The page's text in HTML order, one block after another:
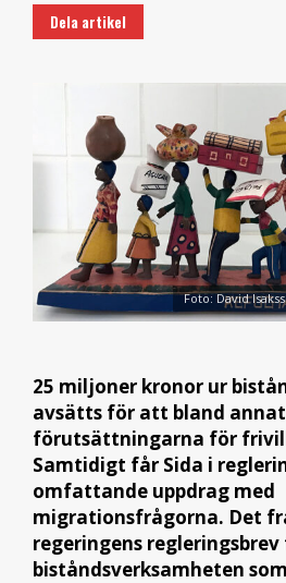
Dela artikel
Foto: David
25 miljoner kronor ur
avsätts för att bland
förutsättningarna för
Samtidigt får Sida i
omfattande uppdrag med
migrationsfrågorna. Det
regeringens
biståndsverksamheten